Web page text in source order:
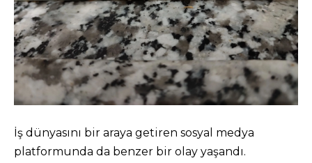
İş dünyasını bir araya getiren sosyal medya
platformunda da benzer bir olay yaşandı.